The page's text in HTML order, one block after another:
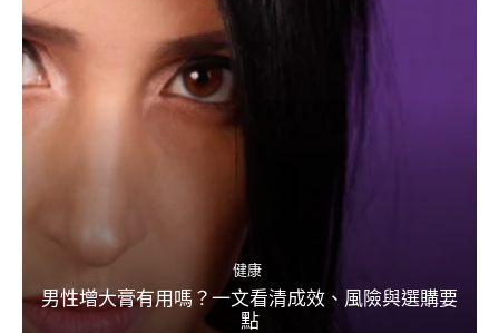
健康
男性增大膏有用嗎？一文看清成效、風險與選購要
點